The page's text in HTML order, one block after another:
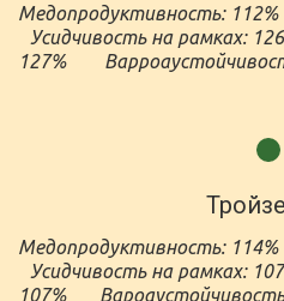
Медопродуктивность: 112%
Усидчивость на рамках:
Медопродуктивность: 114%
Усидчивость на рамках: